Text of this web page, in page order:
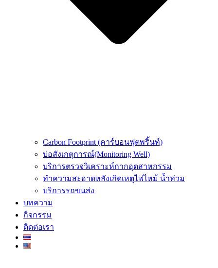
Carbon Footprint (คาร์บอนฟุตพริ้นท์)
บ่อสังเกตุการณ์(Monitoring Well)
บริการตรวจวิเคราะห์กากอุตสาหกรรม
ทำความสะอาดหลังเกิดเหตุไฟไหม้ น้ำท่วม
บริการรถขนส่ง
บทความ
กิจกรรม
ติดต่อเรา